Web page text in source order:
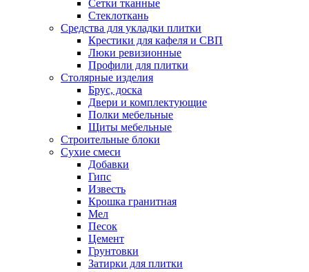
Сетки тканные
Стеклоткань
Средства для укладки плитки
Крестики для кафеля и СВП
Люки ревизионные
Профили для плитки
Столярные изделия
Брус, доска
Двери и комплектующие
Полки мебельные
Щиты мебельные
Строительные блоки
Сухие смеси
Добавки
Гипс
Известь
Крошка гранитная
Мел
Песок
Цемент
Грунтовки
Затирки для плитки